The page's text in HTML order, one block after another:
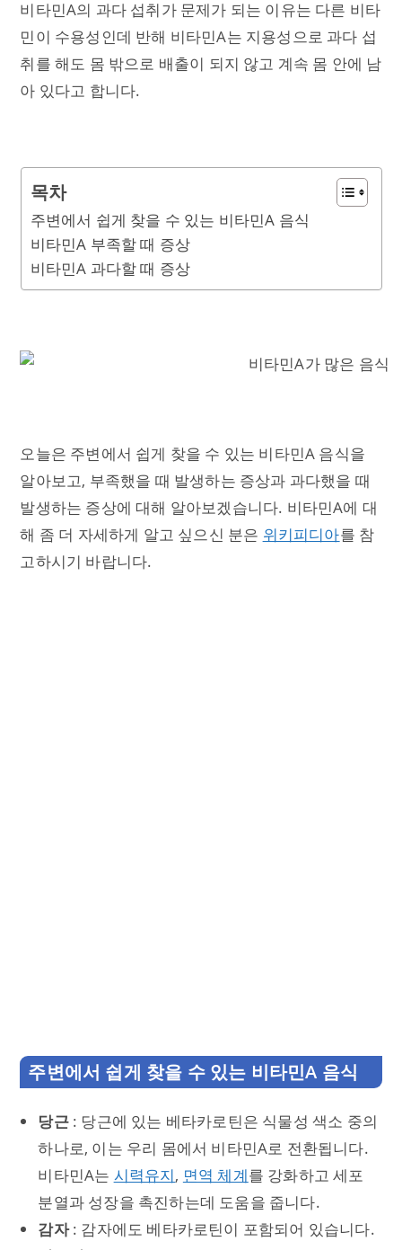
비타민A의 과다 섭취가 문제가 되는 이유는 다른 비타
민이 수용성인데 반해 비타민A는 지용성으로 과다 섭
취를 해도 몸 밖으로 배출이 되지 않고 계속 몸 안에 남
아 있다고 합니다.
목차
주변에서 쉽게 찾을 수 있는 비타민A 음식
비타민A 부족할 때 증상
비타민A 과다할 때 증상
오늘은 주변에서 쉽게 찾을 수 있는 비타민A 음식을
알아보고, 부족했을 때 발생하는 증상과 과다했을 때
발생하는 증상에 대해 알아보겠습니다. 비타민A에 대
해 좀 더 자세하게 알고 싶으신 분은 위키피디아를 참
고하시기 바랍니다.
주변에서 쉽게 찾을 수 있는 비타민A 음식
당근: 당근에 있는 베타카로틴은 식물성 색소 중의
하나로, 이는 우리 몸에서 비타민A로 전환됩니다.
비타민A는 시력유지, 면역 체계를 강화하고 세포
분열과 성장을 촉진하는데 도움을 줍니다.
감자: 감자에도 베타카로틴이 포함되어 있습니다.